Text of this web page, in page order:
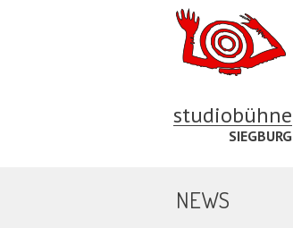
studiobühne
SIEGBURG
NEWS